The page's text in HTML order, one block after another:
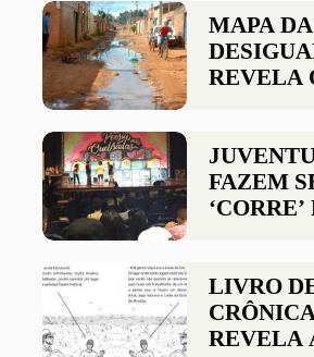
PÚBLICA
MAPA
REVELA
DE
FAZEM
‘CORRE’
RENDA
LIVRO
REVELA